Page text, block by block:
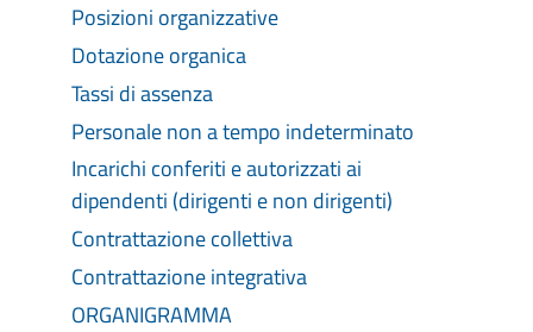
Posizioni organizzative
Dotazione organica
Tassi di assenza
Personale non a tempo indeterminato
Incarichi conferiti e autorizzati ai
dipendenti (dirigenti e non dirigenti)
Contrattazione collettiva
Contrattazione integrativa
ORGANIGRAMMA